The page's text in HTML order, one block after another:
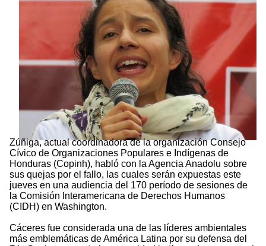
Zúñiga, actual coordinadora de la organización Consejo
Cívico de Organizaciones Populares e Indígenas de
Honduras (Copinh), habló con la Agencia Anadolu sobre
sus quejas por el fallo, las cuales serán expuestas este
jueves en una audiencia del 170 período de sesiones de
la Comisión Interamericana de Derechos Humanos
(CIDH) en Washington.
Cáceres fue considerada una de las líderes ambientales
más emblemáticas de América Latina por su defensa del